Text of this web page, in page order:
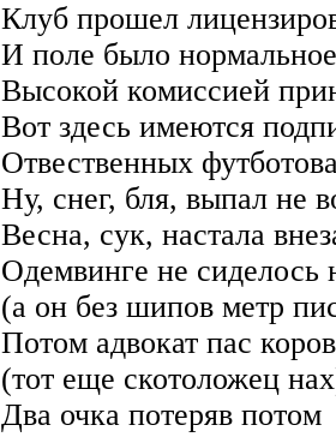
Клуб прошел
И поле было
Высокой комиссией
Вот здесь имеются
Отвественных
Ну, снег, бля, выпал не
Весна, сук, настала
Одемвинге не сиделось
(а он без шипов метр
Потом адвокат пас
(тот еще скотоложец
Два очка потеряв потом